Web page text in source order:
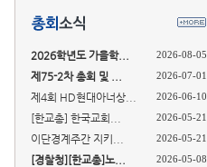
2026학년도 가을학... 2026-08-05
제75-2차 총회 및 ... 2026-07-01
제4회 HD현대아너상... 2026-06-10
[한교총] 한국교회... 2026-05-21
이단경계주간 지키... 2026-05-21
[경찰청][한교총]노... 2026-05-08